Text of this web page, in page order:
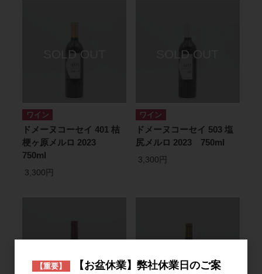
ワイン
ドメーヌコーセイ 401 桔
梗ヶ原メルロ 2023
750ml
3,300円
ワイン
ドメーヌコーセイ 503 塩
尻メルロ 2023 750ml
3,300円
【重要】
【お盆休業】弊社休業日のご案